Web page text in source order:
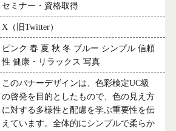
セミナー・資格取得
X（旧Twitter）
ピンク 春 夏 秋 冬 ブルー シンプル 信頼
性 健康・リラックス 写真
このバナーデザインは、色彩検定UC級
の啓発を目的としたもので、色の見え方
に対する多様性と配慮を学ぶ重要性を伝
えています。全体的にシンプルで柔らか